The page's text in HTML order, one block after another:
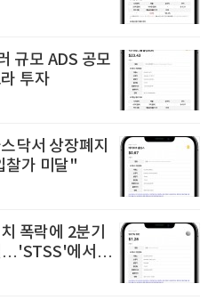
규모 ADS 공모
투자
닥서 상장폐지
가 미달"
폭락에 2분기
…'STSS'에서